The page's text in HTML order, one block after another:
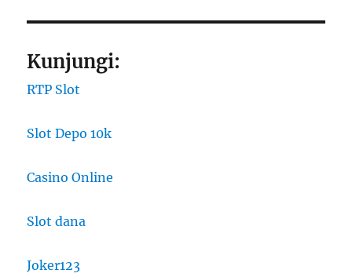
Kunjungi:
RTP Slot
Slot Depo 10k
Casino Online
Slot dana
Joker123